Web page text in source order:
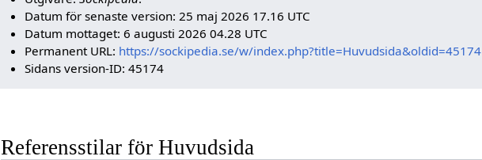
Datum för senaste version: 25 maj 2026 17.16 UTC
Datum mottaget: 6 augusti 2026 04.28 UTC
Permanent URL: https://sockipedia.se/w/index.php?title=Huvudsida&oldid=45174
Sidans version-ID: 45174
Referensstilar för Huvudsida